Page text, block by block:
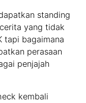
standing
yang tidak
tapi bagaimana
perasaan
penjajah
kembali